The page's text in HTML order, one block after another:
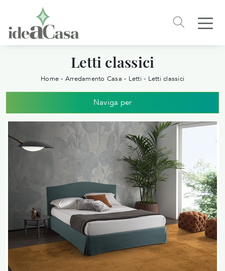
Letti classici
Home - Arredamento Casa - Letti - Letti classici
Naviga per